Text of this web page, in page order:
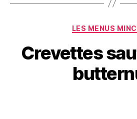
LES MENUS
Crevettes